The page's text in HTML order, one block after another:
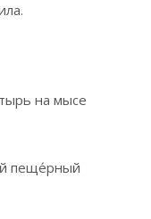
на мысе
пеще́рный